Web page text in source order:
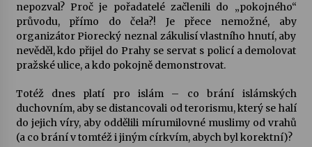
nepozval? Proč je pořadatelé začlenili do „pokojného“
průvodu, přímo do čela?! Je přece nemožné, aby
organizátor Piorecký neznal zákulisí vlastního hnutí, aby
nevěděl, kdo přijel do Prahy se servat s policí a demolovat
pražské ulice, a kdo pokojně demonstrovat.
Totéž dnes platí pro islám – co brání islámských
duchovním, aby se distancovali od terorismu, který se halí
do jejich víry, aby oddělili mírumilovné muslimy od vrahů
(a co brání v tomtéž i jiným církvím, abych byl korektní)?